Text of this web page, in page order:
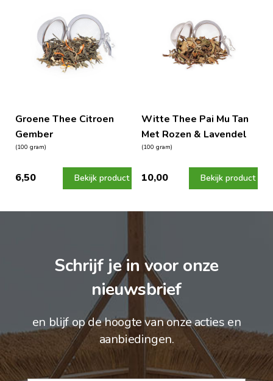
Groene Thee Citroen
Gember
(100 gram)
6,50 Bekijk product
Witte Thee Pai Mu Tan
Met Rozen & Lavendel
(100 gram)
10,00 Bekijk product
Schrijf je in voor onze
nieuwsbrief
en blijf op de hoogte van onze acties en
aanbiedingen.